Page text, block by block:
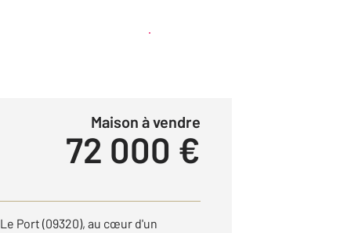
Créer une alerte
Maison à vendre
72 000 €
Port (09320), au cœur d'un